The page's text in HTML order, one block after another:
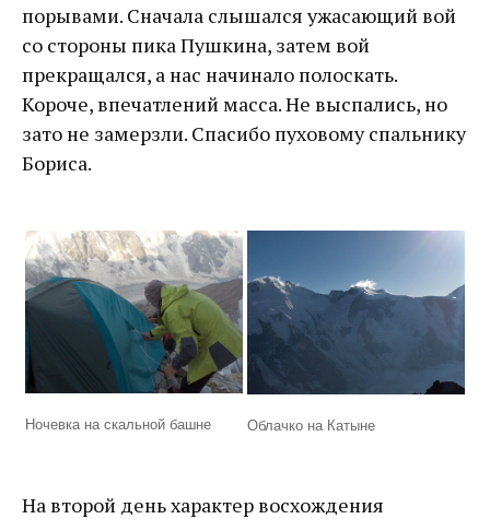
порывами. Сначала слышался ужасающий вой
со стороны пика Пушкина, затем вой
прекращался, а нас начинало полоскать.
Короче, впечатлений масса. Не выспались, но
зато не замерзли. Спасибо пуховому спальнику
Бориса.
Ночевка на скальной башне Облачко на Катыне
На второй день характер восхождения